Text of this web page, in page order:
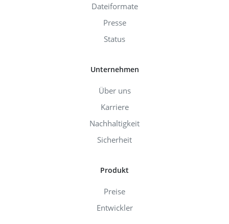
Dateiformate
Presse
Status
Unternehmen
Über uns
Karriere
Nachhaltigkeit
Sicherheit
Produkt
Preise
Entwickler